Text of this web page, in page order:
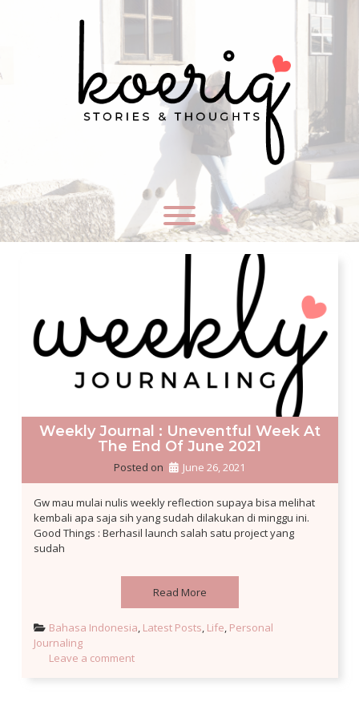
Weekly Journal : Uneventful Week At
The End Of June 2021
Posted on June 26, 2021
Gw mau mulai nulis weekly reflection supaya bisa melihat
kembali apa saja sih yang sudah dilakukan di minggu ini.
Good Things : Berhasil launch salah satu project yang
sudah
Read More
Bahasa Indonesia, Latest Posts, Life, Personal
Journaling
Leave a comment